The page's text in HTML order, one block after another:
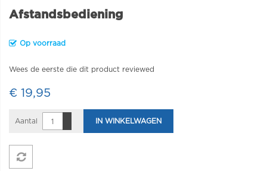
Afstandsbediening
Op voorraad
Wees de eerste die dit product reviewed
€ 19,95
Aantal IN WINKELWAGEN